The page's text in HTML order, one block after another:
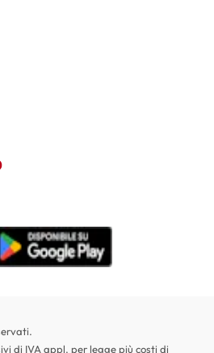
di IVA appl. per legge più costi di